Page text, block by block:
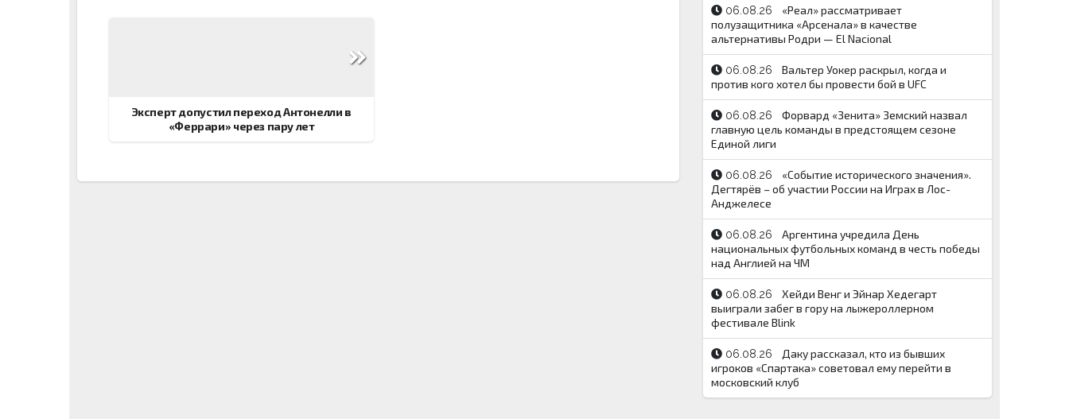
Эксперт допустил переход Антонелли в
«Феррари» через пару лет
06.08.26
«Реал» рассматривает
полузащитника «Арсенала» в качестве
альтернативы Родри — El Nacional
06.08.26
Вальтер Уокер раскрыл, когда и
против кого хотел бы провести бой в UFC
06.08.26
Форвард «Зенита» Земский назвал
главную цель команды в предстоящем сезоне
Единой лиги
06.08.26
«Событие исторического значения».
Дегтярёв – об участии России на Играх в Лос-
Анджелесе
06.08.26
Аргентина учредила День
национальных футбольных команд в честь победы
над Англией на ЧМ
06.08.26
Хейди Венг и Эйнар Хедегарт
выиграли забег в гору на лыжероллерном
фестивале Blink
06.08.26
Даку рассказал, кто из бывших
игроков «Спартака» советовал ему перейти в
московский клуб